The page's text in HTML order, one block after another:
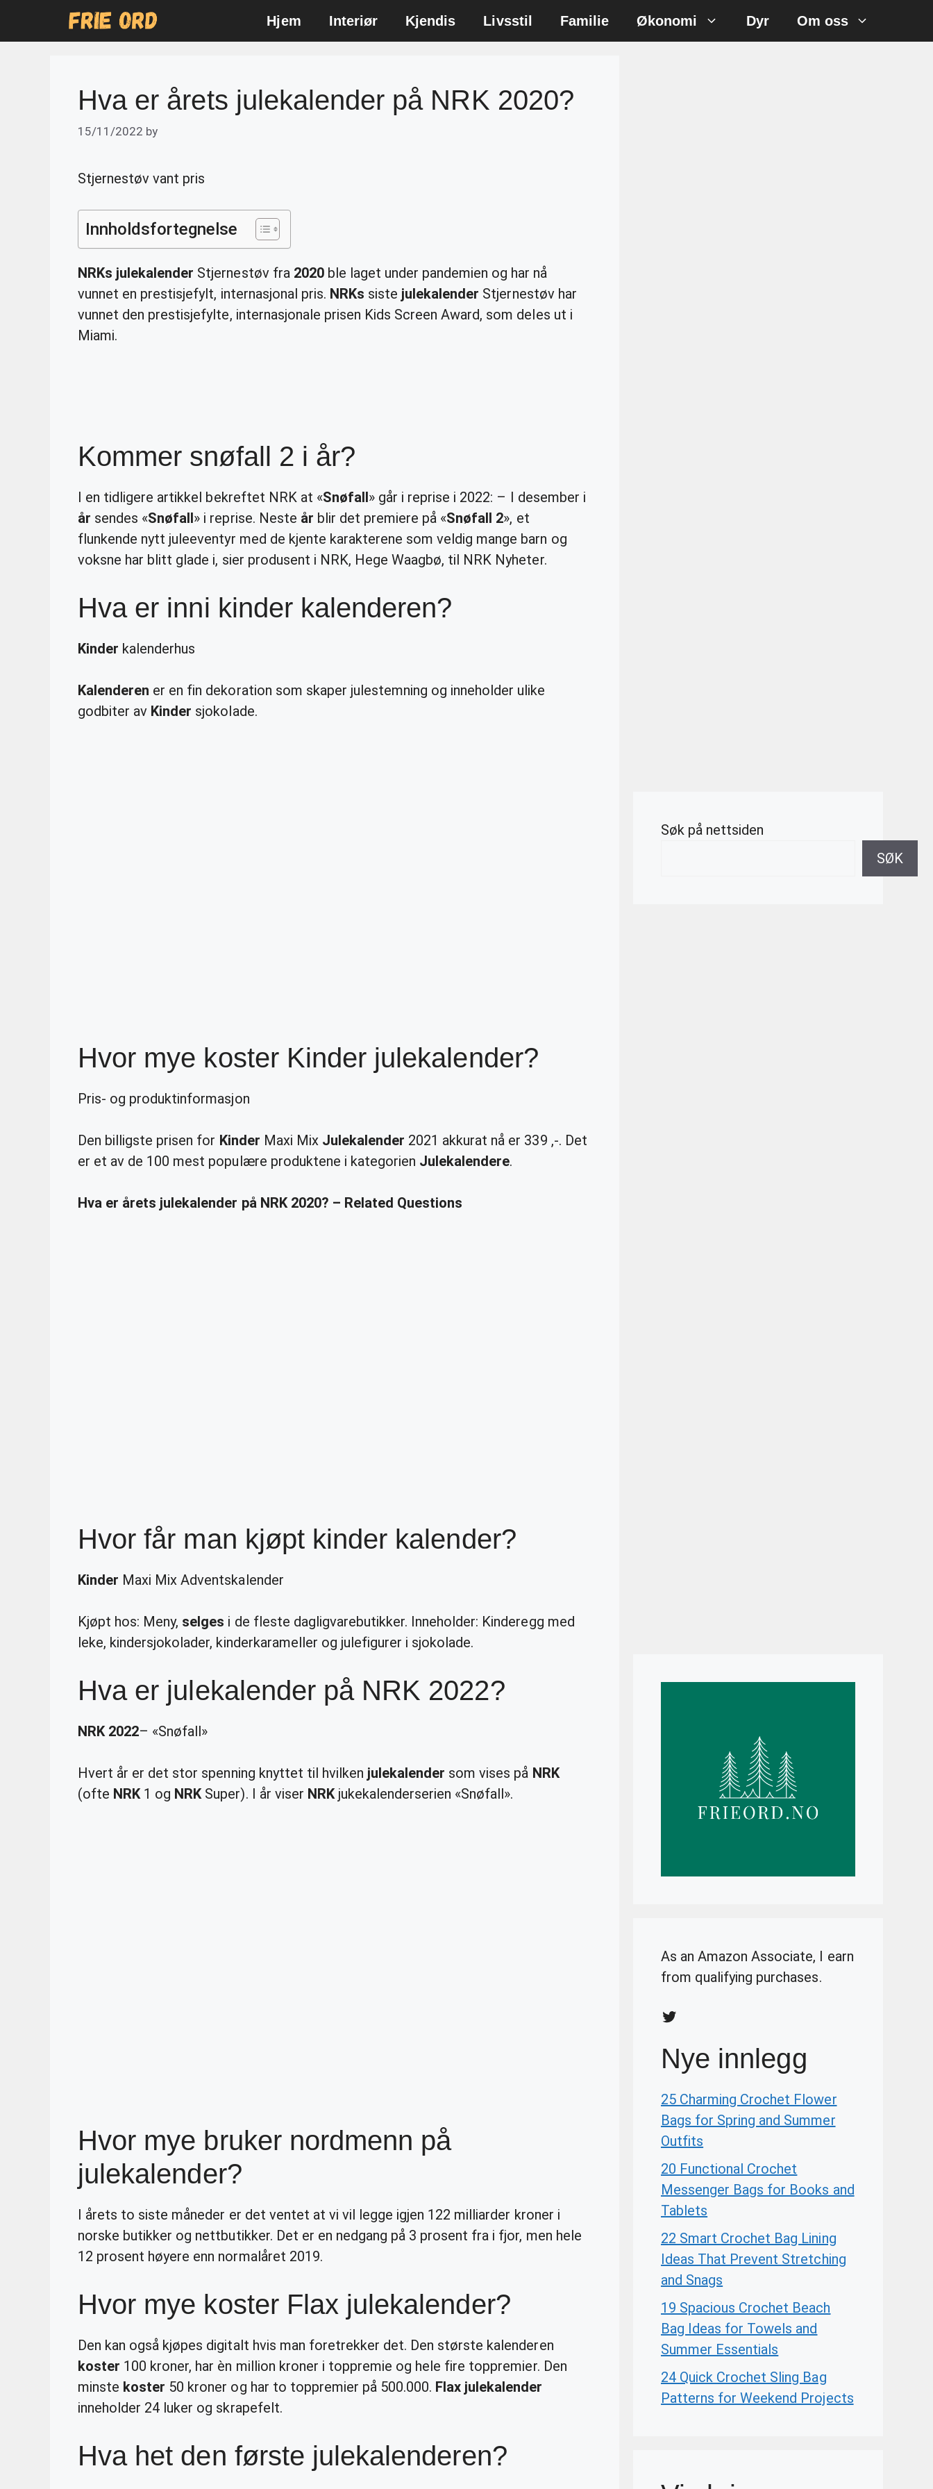
Hjem Interiør Kjendis Livsstil Familie Økonomi Dyr Om oss
Hva er årets julekalender på NRK 2020?
15/11/2022 by
Stjernestøv vant pris
Innholdsfortegnelse
NRKs julekalender Stjernestøv fra 2020ble laget under pandemien og har nå
vunnet en prestisjefylt, internasjonal pris. NRKs siste julekalender Stjernestøv har
vunnet den prestisjefylte, internasjonale prisen Kids Screen Award, som deles ut i
Miami.
Kommer snøfall 2 i år?
I en tidligere artikkel bekreftet NRK at «Snøfall» går i reprise i 2022: – I desember i
år sendes «Snøfall» i reprise. Neste år blir det premiere på «Snøfall 2», et
flunkende nytt juleeventyr med de kjente karakterene som veldig mange barn og
voksne har blitt glade i, sier produsent i NRK, Hege Waagbø, til NRK Nyheter.
Hva er inni kinder kalenderen?
Kinder kalenderhus
Kalenderen er en fin dekoration som skaper julestemning og inneholder ulike
godbiter av Kinder sjokolade.
Hvor mye koster Kinder julekalender?
Pris- og produktinformasjon
Den billigste prisen for Kinder Maxi Mix Julekalender 2021 akkurat nå er 339 ,-. Det
er et av de 100 mest populære produktene i kategorien Julekalendere.
Hva er årets julekalender på NRK 2020? – Related Questions
Hvor får man kjøpt kinder kalender?
Kinder Maxi Mix Adventskalender
Kjøpt hos: Meny, selges i de fleste dagligvarebutikker. Inneholder: Kinderegg med
leke, kindersjokolader, kinderkarameller og julefigurer i sjokolade.
Hva er julekalender på NRK 2022?
NRK 2022– «Snøfall»
Hvert år er det stor spenning knyttet til hvilken julekalender som vises på NRK
(ofte NRK 1 og NRK Super). I år viser NRKjukekalenderserien «Snøfall».
Hvor mye bruker nordmenn på
julekalender?
I årets to siste måneder er det ventet at vi vil legge igjen 122 milliarder kroner i
norske butikker og nettbutikker. Det er en nedgang på 3 prosent fra i fjor, men hele
12 prosent høyere enn normalåret 2019.
Hvor mye koster Flax julekalender?
Den kan også kjøpes digitalt hvis man foretrekker det. Den største kalenderen
koster 100 kroner, har èn million kroner i toppremie og hele fire toppremier. Den
minste koster 50 kroner og har to toppremier på 500.000. Flax julekalender
inneholder 24 luker og skrapefelt.
Hva het den første julekalenderen?
Søk på nettsiden
SØK
As an Amazon Associate, I earn
from qualifying purchases.
Twitter
Nye innlegg
25 Charming Crochet Flower
Bags for Spring and Summer
Outfits
20 Functional Crochet
Messenger Bags for Books and
Tablets
22 Smart Crochet Bag Lining
Ideas That Prevent Stretching
and Snags
19 Spacious Crochet Beach
Bag Ideas for Towels and
Summer Essentials
24 Quick Crochet Sling Bag
Patterns for Weekend Projects